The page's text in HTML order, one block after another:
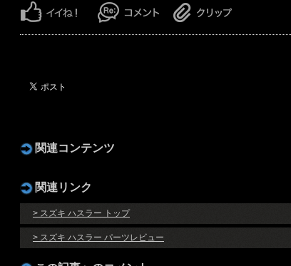
関連コンテンツ
関連リンク
> スズキ ハスラー トップ
> スズキ ハスラー パーツレビュー